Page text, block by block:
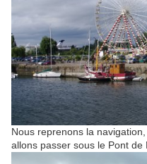
Nous reprenons la
allons passer sous le Pont de